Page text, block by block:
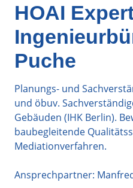
HOAI
Puche
Planungs- und
und öbuv.
Gebäuden (IHK Berlin).
baubegleitende
Mediationverfahren.
Ansprechpartner: